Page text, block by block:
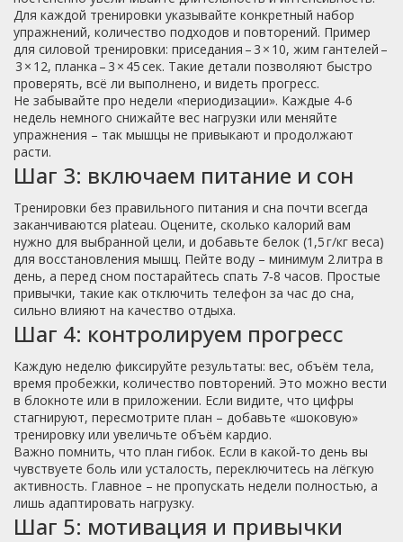
Для каждой тренировки указывайте конкретный набор
упражнений, количество подходов и повторений. Пример
для силовой тренировки: приседания – 3 × 10, жим гантелей –
3 × 12, планка – 3 × 45 сек. Такие детали позволяют быстро
проверять, всё ли выполнено, и видеть прогресс.
Не забывайте про недели «периодизации». Каждые 4‑6
недель немного снижайте вес нагрузки или меняйте
упражнения – так мышцы не привыкают и продолжают
расти.
Шаг 3: включаем питание и сон
Тренировки без правильного питания и сна почти всегда
заканчиваются plateau. Оцените, сколько калорий вам
нужно для выбранной цели, и добавьте белок (1,5 г/кг веса)
для восстановления мышц. Пейте воду – минимум 2 литра в
день, а перед сном постарайтесь спать 7‑8 часов. Простые
привычки, такие как отключить телефон за час до сна,
сильно влияют на качество отдыха.
Шаг 4: контролируем прогресс
Каждую неделю фиксируйте результаты: вес, объём тела,
время пробежки, количество повторений. Это можно вести
в блокноте или в приложении. Если видите, что цифры
стагнируют, пересмотрите план – добавьте «шоковую»
тренировку или увеличьте объём кардио.
Важно помнить, что план гибок. Если в какой‑то день вы
чувствуете боль или усталость, переключитесь на лёгкую
активность. Главное – не пропускать недели полностью, а
лишь адаптировать нагрузку.
Шаг 5: мотивация и привычки